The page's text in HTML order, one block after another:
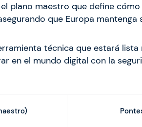
plano maestro que define
que Europa mantenga
técnica que estará
en el mundo digital con la